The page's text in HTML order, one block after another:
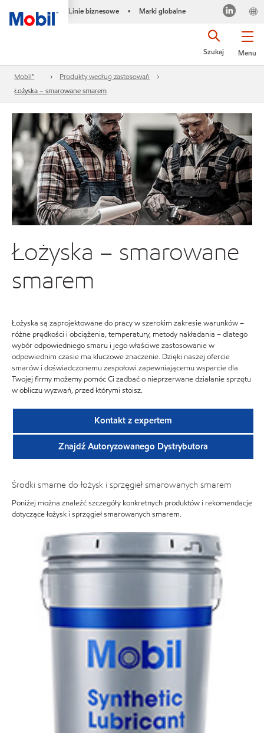
Linie biznesowe • Marki globalne
Menu
Szukaj
Mobil™
Produkty według zastosowań
Łożyska – smarowane smarem
Łożyska – smarowane
smarem
Łożyska są zaprojektowane do pracy w szerokim zakresie warunków –
różne prędkości i obciążenia, temperatury, metody nakładania – dlatego
wybór odpowiedniego smaru i jego właściwe zastosowanie w
odpowiednim czasie ma kluczowe znaczenie. Dzięki naszej ofercie
smarów i doświadczonemu zespołowi zapewniającemu wsparcie dla
Twojej firmy możemy pomóc Ci zadbać o nieprzerwane działanie sprzętu
w obliczu wyzwań, przed którymi stoisz.
Kontakt z expertem
Znajdź Autoryzowanego Dystrybutora
Środki smarne do łożysk i sprzęgieł smarowanych smarem
Poniżej można znaleźć szczegóły konkretnych produktów i rekomendacje
dotyczące łożysk i sprzęgieł smarowanych smarem.